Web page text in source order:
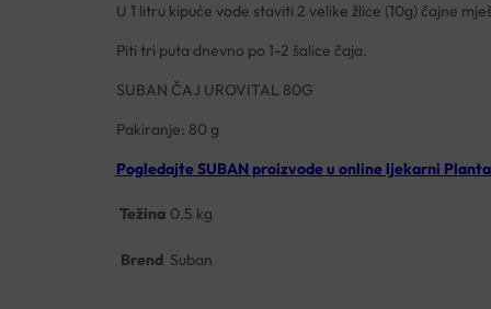
U 1 litru kipuće vode staviti 2 velike žlice (10g) čajne
Piti tri puta dnevno po 1-2 šalice čaja.
SUBAN ČAJ UROVITAL 80G
Pakiranje: 80 g
Pogledajte SUBAN proizvode u online ljekarni
Težina 0.5 kg
Brend Suban